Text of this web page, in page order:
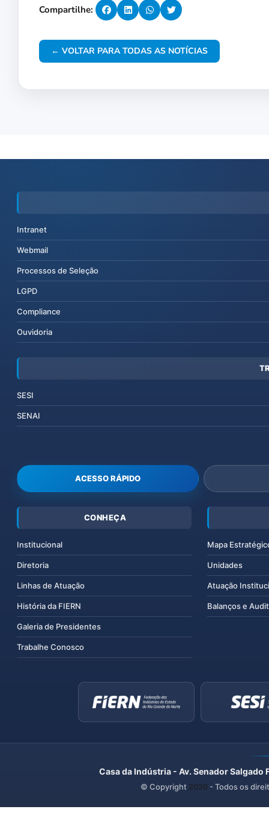
Compartilhe:
← VOLTAR PARA TODAS AS NOTÍCIAS
Intranet
Webmail
Processos de Seleção
LGPD
Compliance
Ouvidoria
SESI
SENAI
ACESSO RÁPIDO
CONHEÇA
Institucional
Diretoria
Linhas de Atuação
História da FIERN
Galeria de Presidentes
Trabalhe Conosco
Mapa
Unidades
Atuação
Balanços e
Casa da Indústria - Av. Senador
© Copyright 2026 - Todos os